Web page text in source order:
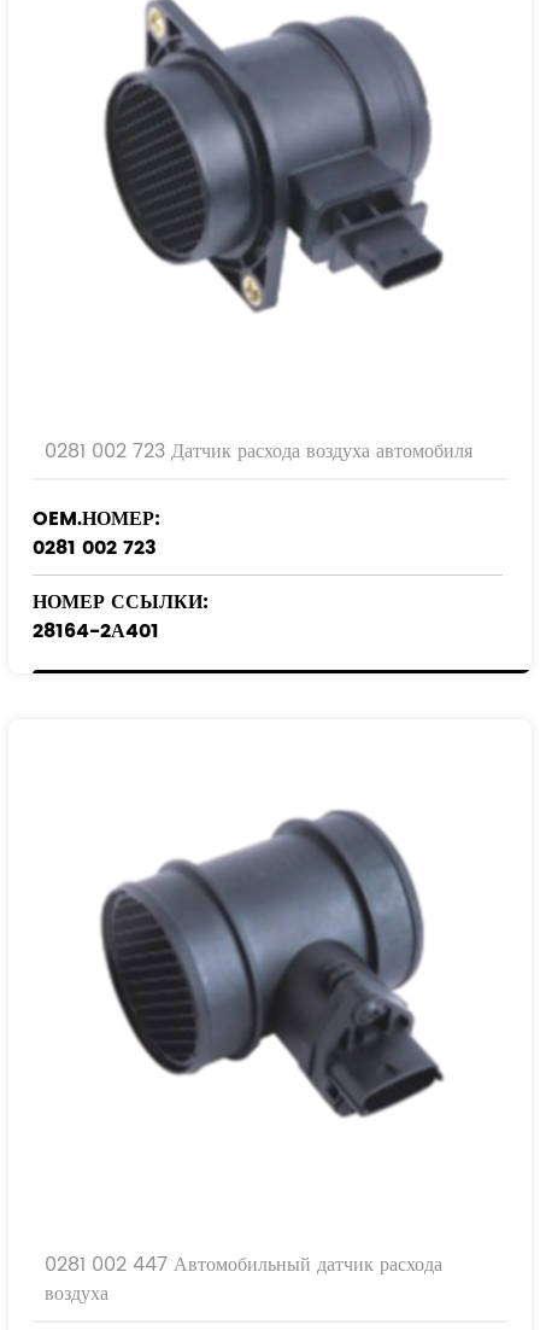
0281 002 723 Датчик расхода воздуха автомобиля
OEM.НОМЕР:
0281 002 723
НОМЕР ССЫЛКИ:
28164-2А401
0281 002 447 Автомобильный датчик расхода
воздуха